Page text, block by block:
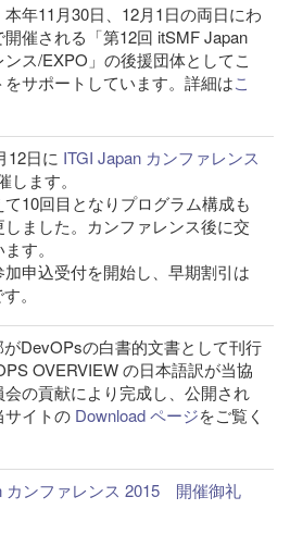
年11月30日、12月1日の両日にわ
開催される「第12回 itSMF Japan
ンス/EXPO」の後援団体としてこ
サポートしています。詳細はこ
12日に ITGI Japan カンファレンス
します。
10回目となりプログラム構成も
しました。カンファレンス後に交
す。
申込受付を開始し、早期割引は
。
がDevOPsの白書的文書として刊行
OVERVIEW の日本語訳が当協
の貢献により完成し、公開され
サイトの Download ページをご覧く
カンファレンス 2015 開催御礼